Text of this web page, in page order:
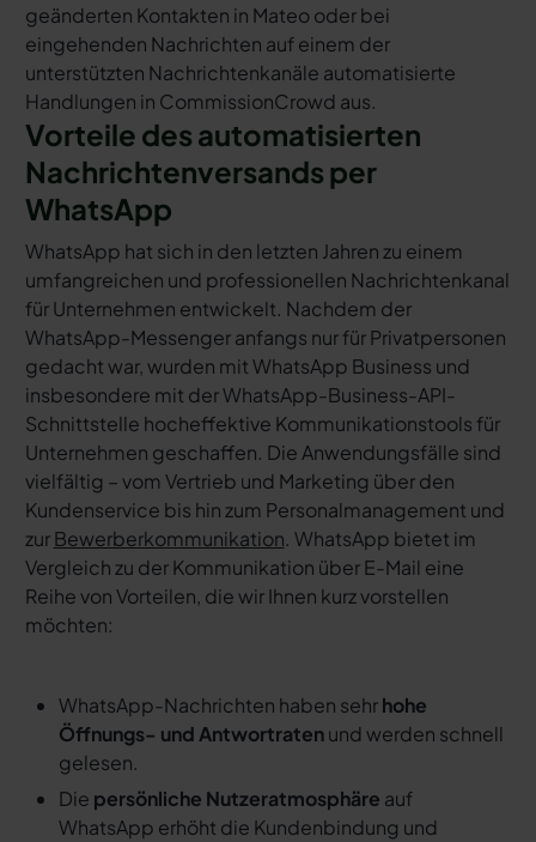
geänderten Kontakten in Mateo oder bei
eingehenden Nachrichten auf einem der
unterstützten Nachrichtenkanäle automatisierte
Handlungen in CommissionCrowd aus.
Vorteile des automatisierten
Nachrichtenversands per
WhatsApp
WhatsApp hat sich in den letzten Jahren zu einem
umfangreichen und professionellen Nachrichtenkanal
für Unternehmen entwickelt. Nachdem der
WhatsApp-Messenger anfangs nur für Privatpersonen
gedacht war, wurden mit WhatsApp Business und
insbesondere mit der WhatsApp-Business-API-
Schnittstelle hocheffektive Kommunikationstools für
Unternehmen geschaffen. Die Anwendungsfälle sind
vielfältig – vom Vertrieb und Marketing über den
Kundenservice bis hin zum Personalmanagement und
zurBewerberkommunikation. WhatsApp bietet im
Vergleich zu der Kommunikation über E-Mail eine
Reihe von Vorteilen, die wir Ihnen kurz vorstellen
möchten:
WhatsApp-Nachrichten haben sehrhohe
Öffnungs- und Antwortratenund werden schnell
gelesen.
Die persönliche Nutzeratmosphäre auf
WhatsApp erhöht die Kundenbindung und